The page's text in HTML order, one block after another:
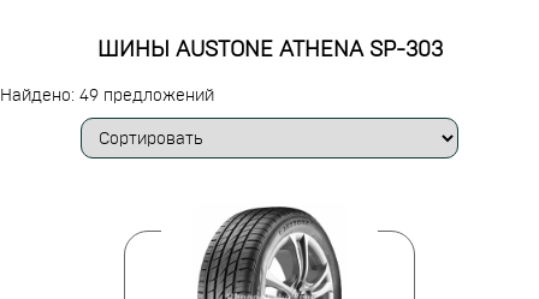
ШИНЫ AUSTONE ATHENA SP-303
Найдено: 49 предложений